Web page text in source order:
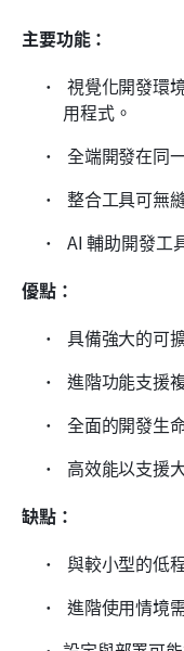
主要功能：
視覺化開發環
用程式。
全端開發在同
整合工具可無
AI 輔助開發工
優點：
具備強大的可
進階功能支援
全面的開發生
高效能以支援
缺點：
與較小型的低
進階使用情境